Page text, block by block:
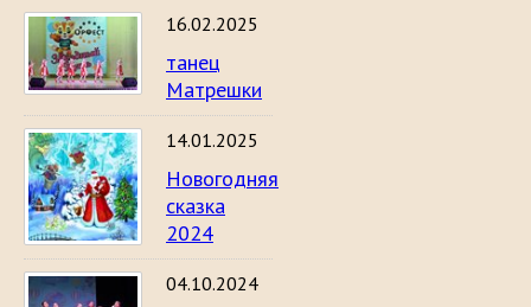
16.02.2025
танец
Матрешки
14.01.2025
Новогодняя
сказка
2024
04.10.2024